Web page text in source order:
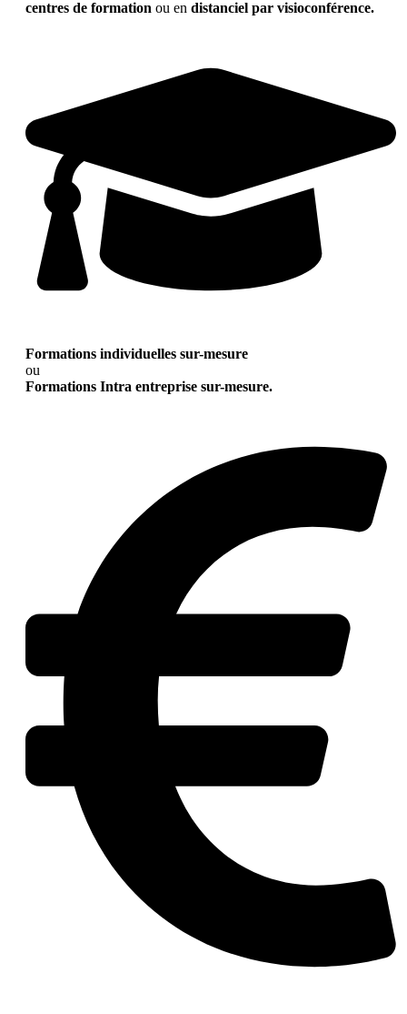
centres de formation ou en distanciel par visioconférence.
Formations individuelles sur-mesure
ou
Formations Intra entreprise sur-mesure.